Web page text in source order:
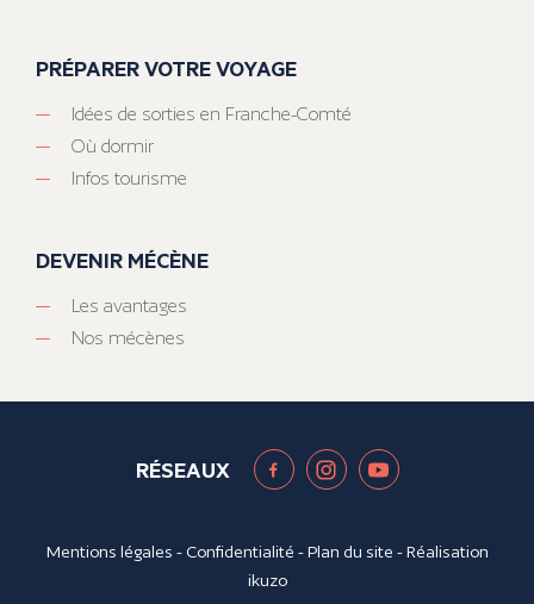
PRÉPARER VOTRE VOYAGE
Idées de sorties en Franche-Comté
Où dormir
Infos tourisme
DEVENIR MÉCÈNE
Les avantages
Nos mécènes
RÉSEAUX
Mentions légales - Confidentialité -Plan du site - Réalisation
ikuzo